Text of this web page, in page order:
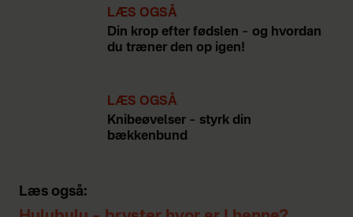
LÆS OGSÅ
Din krop efter fødslen – og hvordan
du træner den op igen!
LÆS OGSÅ
Knibeøvelser – styrk din
bækkenbund
Læs også: